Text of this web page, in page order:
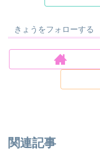
きょうをフォローする
関連記事